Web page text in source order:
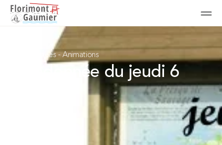
Randonnées - Animations
Randonnée du jeudi 6